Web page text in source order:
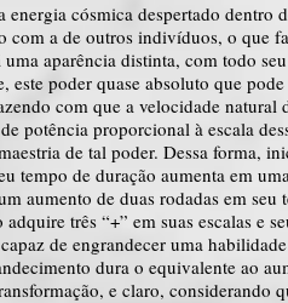
cósmica despertado dentro
com a de outros indivíduos, o que
aparência distinta, com todo
poder quase absoluto que
com que a velocidade natural
potência proporcional à escala
de tal poder. Dessa forma,
tempo de duração aumenta em
aumento de duas rodadas em
três “+” em suas escalas e
de engrandecer uma
dura o equivalente ao
e claro, considerando